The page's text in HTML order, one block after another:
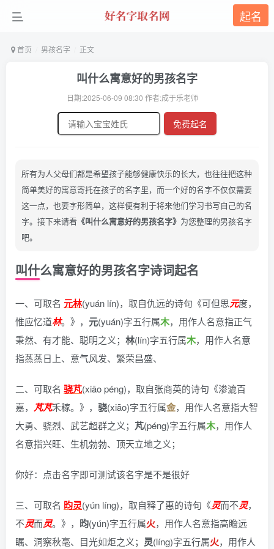
起名
首页 男孩名字 正文
叫什么寓意好的男孩名字
日期:2025-06-09 08:30 作者:成于乐老师
免费起名
所有为人父母们都是希望孩子能够健康快乐的长大，也往往把这种
简单美好的寓意寄托在孩子的名字里，而一个好的名字不仅仅需要
这一点，也要字形简单，这样便有利于将来他们学习书写自己的名
字。接下来请看 《叫什么寓意好的男孩名字》 为您整理的男孩名字
吧。
叫什么寓意好的男孩名字诗词起名
一、可取名 元林(yuán lín)， 取自仇远的诗句《可但思元度，
惟应忆道林。》 ， 元(yuán)字五行属木，用作人名意指正气
秉然、有才能、聪明之义； 林(lín)字五行属木，用作人名意
指蒸蒸日上、意气风发、繁荣昌盛、
二、可取名 骁芃(xiāo péng)， 取自张商英的诗句《渗漉百
嘉， 芃芃禾稼。》 ， 骁(xiāo)字五行属金，用作人名意指大智
大勇、骁烈、武艺超群之义； 芃(péng)字五行属木，用作人
名意指兴旺、生机勃勃、顶天立地之义；
你好：点击名字即可测试该名字是不是很好
三、可取名 昀灵(yún líng)， 取自释了惠的诗句《灵而不灵，
不灵而灵。》 ， 昀(yún)字五行属火，用作人名意指高瞻远
瞩、洞察秋毫、目光如炬之义； 灵(líng)字五行属火，用作人